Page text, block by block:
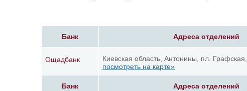
Банк
Адреса отделений
Банк Адреса отделений
Ощадбанк
Киевская область, Антонины, пл.
посмотреть на карте»